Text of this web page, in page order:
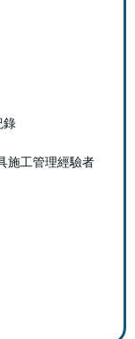
錄
施工管理經驗者